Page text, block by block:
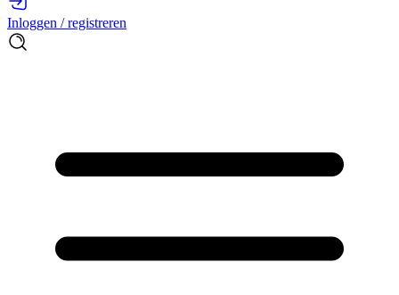
Inloggen / registreren